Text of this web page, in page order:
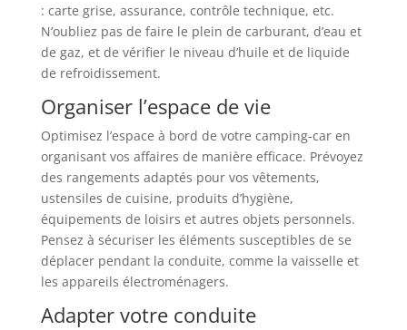
: carte grise, assurance, contrôle technique, etc.
N’oubliez pas de faire le plein de carburant, d’eau et
de gaz, et de vérifier le niveau d’huile et de liquide
de refroidissement.
Organiser l’espace de vie
Optimisez l’espace à bord de votre camping-car en
organisant vos affaires de manière efficace. Prévoyez
des rangements adaptés pour vos vêtements,
ustensiles de cuisine, produits d’hygiène,
équipements de loisirs et autres objets personnels.
Pensez à sécuriser les éléments susceptibles de se
déplacer pendant la conduite, comme la vaisselle et
les appareils électroménagers.
Adapter votre conduite